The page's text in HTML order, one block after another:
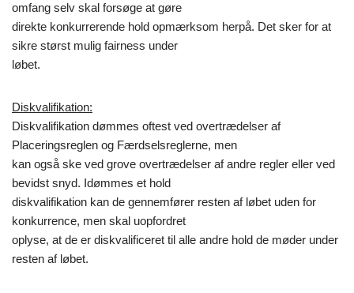
omfang selv skal forsøge at gøre
direkte konkurrerende hold opmærksom herpå. Det sker for at
sikre størst mulig fairness under
løbet.
Diskvalifikation:
Diskvalifikation dømmes oftest ved overtrædelser af
Placeringsreglen og Færdselsreglerne, men
kan også ske ved grove overtrædelser af andre regler eller ved
bevidst snyd. Idømmes et hold
diskvalifikation kan de gennemfører resten af løbet uden for
konkurrence, men skal uopfordret
oplyse, at de er diskvalificeret til alle andre hold de møder under
resten af løbet.